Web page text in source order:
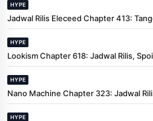
HYPE
Jadwal Rilis Eleceed Chapter 413:
HYPE
Lookism Chapter 618: Jadwal Rilis,
HYPE
Nano Machine Chapter 323: Jadwal
HYPE